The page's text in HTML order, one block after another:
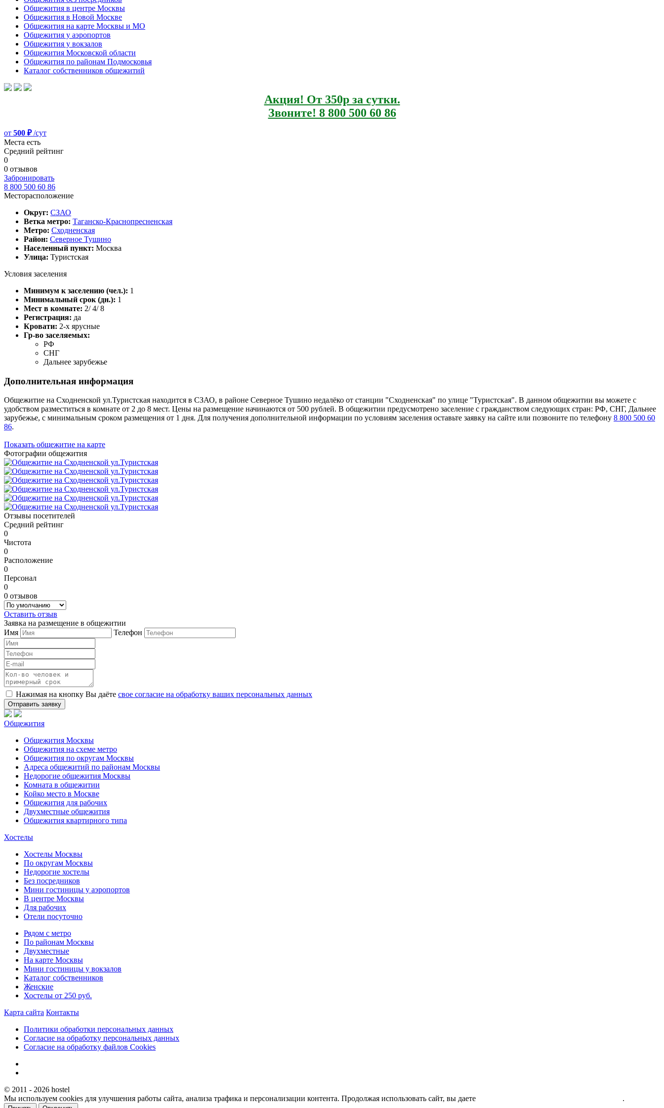
Общежития в центре Москвы
Общежития в Новой Москве
Общежития на карте Москвы и МО
Общежития у аэропортов
Общежития у вокзалов
Общежития Московской области
Общежития по районам Подмосковья
Каталог собственников общежитий
Акция! От 350р за сутки.
Звоните! 8 800 500 60 86
от 500 ₽/сут
Места есть
Средний рейтинг
0
0 отзывов
Забронировать
8 800 500 60 86
Месторасположение
Округ: СЗАО
Ветка метро: Таганско-Краснопресненская
Метро: Сходненская
Район: Северное Тушино
Населенный пункт: Москва
Улица: Туристская
Условия заселения
Минимум к заселению (чел.): 1
Минимальный срок (дн.): 1
Мест в комнате: 2/ 4/ 8
Регистрация: да
Кровати: 2-х ярусные
Гр-во заселяемых:
РФ
СНГ
Дальнее зарубежье
Дополнительная информация
Общежитие на Сходненской ул.Туристская находится в СЗАО, в районе Северное Тушино недалёко от станции "Сходненская" по улице "Туристская". В данном общежитии вы можете с
удобством разместиться в комнате от 2 до 8 мест. Цены на размещение начинаются от 500 рублей. В общежитии предусмотрено заселение с гражданством следующих стран: РФ, СНГ, Дальнее
зарубежье, с минимальным сроком размещения от 1 дня. Для получения дополнительной информации по условиям заселения оставьте заявку на сайте или позвоните по телефону 8 800 500 60
86.
Показать общежитие на карте
Фотографии общежития
Отзывы посетителей
Средний рейтинг
0
Чистота
0
Расположение
0
Персонал
0
0 отзывов
Оставить отзыв
Заявка на размещение в общежитии
Имя
Телефон
Нажимая на кнопку Вы даёте свое согласие на обработку ваших персональных данных
Общежития
Общежития Москвы
Общежития на схеме метро
Общежития по округам Москвы
Адреса общежитий по районам Москвы
Недорогие общежития Москвы
Комната в общежитии
Койко место в Москве
Общежития для рабочих
Двухместные общежития
Общежития квартирного типа
Хостелы
Хостелы Москвы
По округам Москвы
Недорогие хостелы
Без посредников
Мини гостиницы у аэропортов
В центре Москвы
Для рабочих
Отели посуточно
Рядом с метро
По районам Москвы
Двухместные
На карте Москвы
Мини гостиницы у вокзалов
Каталог собственников
Женские
Хостелы от 250 руб.
Карта сайта Контакты
Политики обработки персональных данных
Согласие на обработку персональных данных
Согласие на обработку файлов Cookies
© 2011 - 2026 hostel
Мы используем cookies для улучшения работы сайта, анализа трафика и персонализации контента. Продолжая использовать сайт, вы даете
.